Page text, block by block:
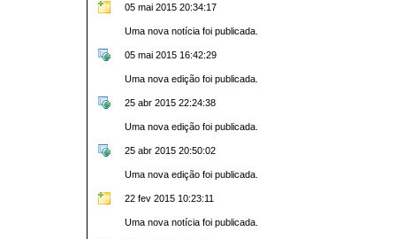
05 mai 2015 20:34:17
Uma nova notícia foi publicada.
05 mai 2015 16:42:29
Uma nova edição foi publicada.
25 abr 2015 22:24:38
Uma nova edição foi publicada.
25 abr 2015 20:50:02
Uma nova edição foi publicada.
22 fev 2015 10:23:11
Uma nova notícia foi publicada.